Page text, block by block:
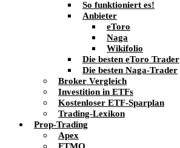
So funktioniert es!
Anbieter
eToro
Naga
Wikifolio
Die besten eToro Trader
Die besten Naga-Trader
Broker Vergleich
Investition in ETFs
Kostenloser ETF-Sparplan
Trading-Lexikon
Prop-Trading
Apex
FTMO